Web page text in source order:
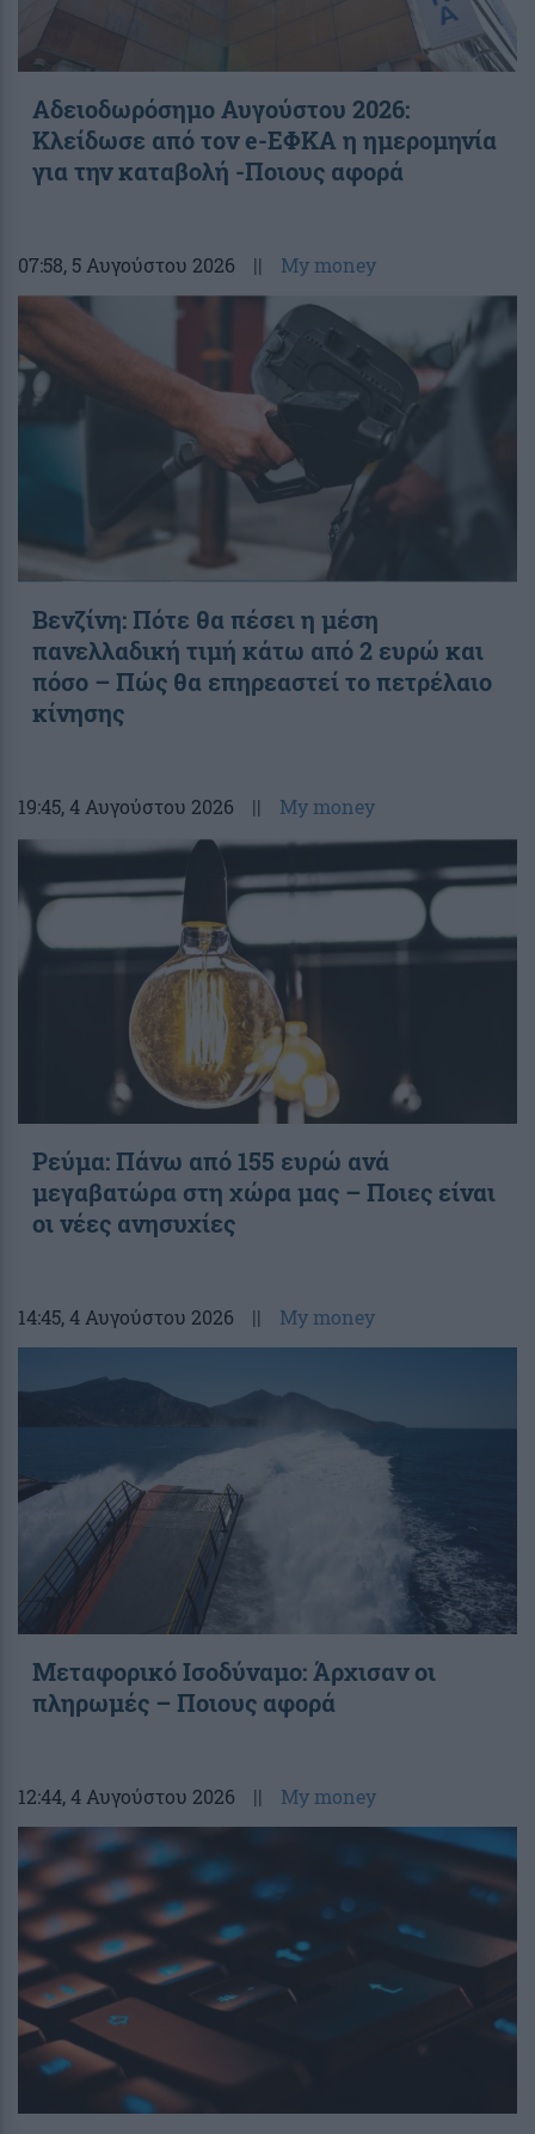
Αδειοδωρόσημο Αυγούστου 2026:
Κλείδωσε από τον e-ΕΦΚΑ η ημερομηνία
για την καταβολή -Ποιους αφορά
07:58, 5 Αυγούστου 2026 || My money
Βενζίνη: Πότε θα πέσει η μέση
πανελλαδική τιμή κάτω από 2 ευρώ και
πόσο – Πώς θα επηρεαστεί το πετρέλαιο
κίνησης
19:45, 4 Αυγούστου 2026 || My money
Ρεύμα: Πάνω από 155 ευρώ ανά
μεγαβατώρα στη χώρα μας – Ποιες είναι
οι νέες ανησυχίες
14:45, 4 Αυγούστου 2026 || My money
Μεταφορικό Ισοδύναμο: Άρχισαν οι
πληρωμές – Ποιους αφορά
12:44, 4 Αυγούστου 2026 || My money